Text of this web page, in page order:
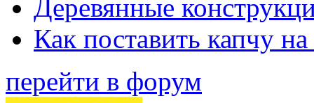
Деревянные
Как поставить капчу
перейти в форум